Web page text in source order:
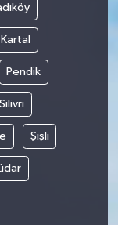
Kartal
Pendik
Silivri
Şişli